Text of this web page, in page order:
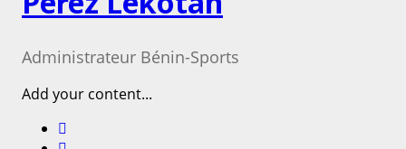
Administrateur Bénin-Sports
Add your content...